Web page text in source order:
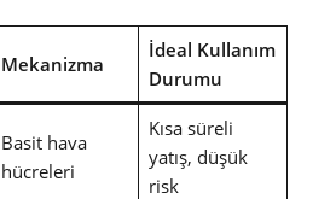
Mekanizma
İdeal Kullanım
Durumu
Basit hava
hücreleri
Kısa süreli
yatış, düşük
risk